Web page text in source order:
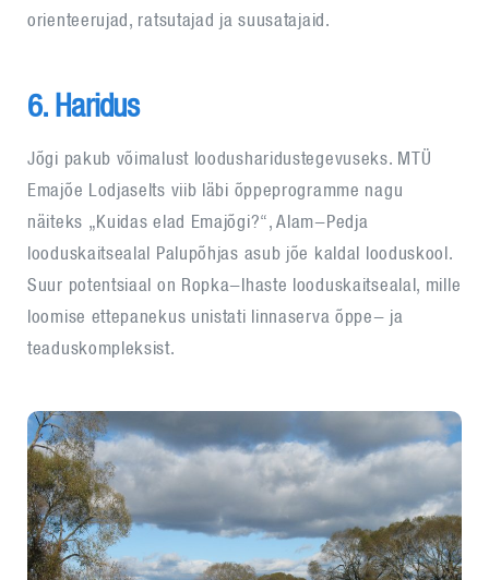
orienteerujad, ratsutajad ja suusatajaid.
6. Haridus
Jõgi pakub võimalust loodusharidustegevuseks. MTÜ
Emajõe Lodjaselts viib läbi õppeprogramme nagu
näiteks „Kuidas elad Emajõgi?“, Alam-Pedja
looduskaitsealal Palupõhjas asub jõe kaldal looduskool.
Suur potentsiaal on Ropka-Ihaste looduskaitsealal, mille
loomise ettepanekus unistati linnaserva õppe- ja
teaduskompleksist.